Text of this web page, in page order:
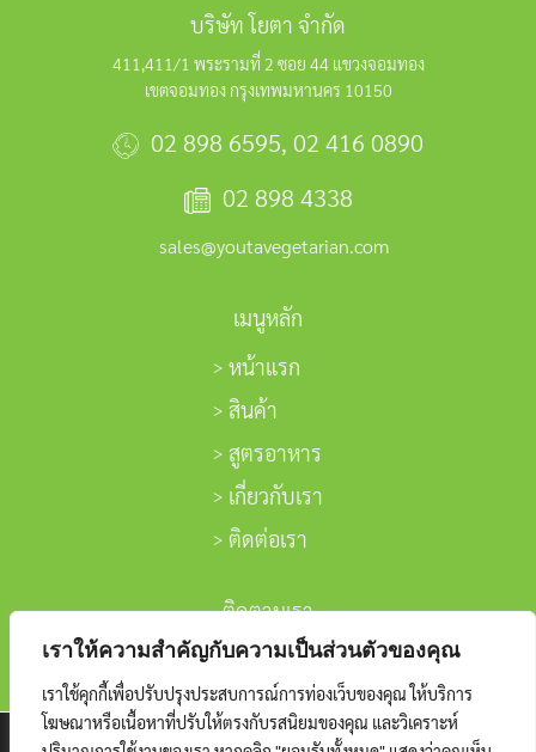
เราให้ความสำคัญกับความเป็นส่วนตัวของคุณ
เราใช้คุกกี้เพื่อปรับปรุงประสบการณ์การท่องเว็บของคุณ ให้บริการ
โฆษณาหรือเนื้อหาที่ปรับให้ตรงกับรสนิยมของคุณ และวิเคราะห์
บริษัท โยตา จำกัด
411,411/1 พระรามที่ 2 ซอย 44 แขวงจอมทอง
เขตจอมทอง กรุงเทพมหานคร 10150
02 898 6595, 02 416 0890
02 898 4338
sales@youtavegetarian.com
เมนูหลัก
หน้าแรก
สินค้า
สูตรอาหาร
เกี่ยวกับเรา
ติดต่อเรา
ติดตามเรา
We are using cookies to give you the best experience on